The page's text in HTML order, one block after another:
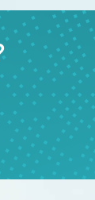
В наличии